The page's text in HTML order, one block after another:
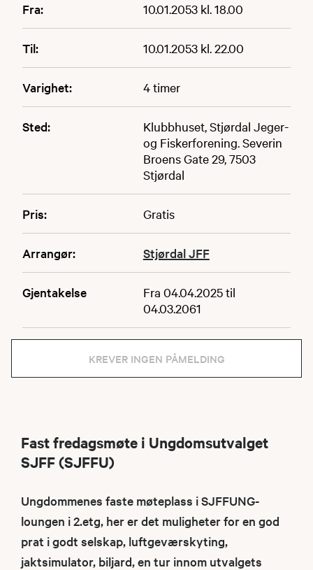
Fra: 10.01.2053 kl. 18.00
Til: 10.01.2053 kl. 22.00
Varighet: 4 timer
Sted:
Klubbhuset, Stjørdal Jeger-
og Fiskerforening. Severin
Broens Gate 29, 7503
Stjørdal
Pris: Gratis
Arrangør: Stjørdal JFF
Gjentakelse
Fra 04.04.2025 til
04.03.2061
KREVER INGEN PÅMELDING
Fast fredagsmøte i Ungdomsutvalget
SJFF (SJFFU)
Ungdommenes faste møteplass i SJFFUNG-
loungen i 2.etg, her er det muligheter for en god
prat i godt selskap, luftgeværskyting,
jaktsimulator, biljard, en tur innom utvalgets